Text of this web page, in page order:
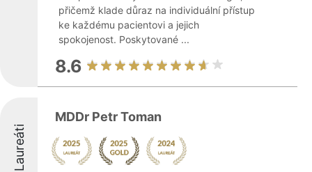
přičemž klade důraz na individuální přístup
ke každému pacientovi a jejich
spokojenost. Poskytované ...
8.6
Laureáti
MDDr Petr Toman